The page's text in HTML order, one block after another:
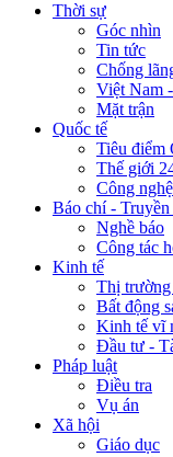
Thời sự
Góc nhìn
Tin tức
Chống
Việt Nam
Mặt trận
Quốc tế
Tiêu điểm
Thế giới
Công nghệ
Báo chí -
Nghề báo
Công tác
Kinh tế
Thị
Bất động
Kinh tế vĩ
Đầu tư -
Pháp luật
Điều tra
Vụ án
Xã hội
Giáo dục